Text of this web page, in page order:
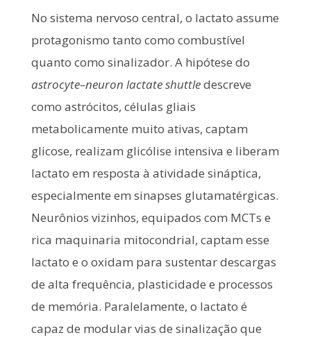
No sistema nervoso central, o lactato assume
protagonismo tanto como combustível
quanto como sinalizador. A hipótese do
astrocyte–neuron lactate shuttledescreve
como astrócitos, células gliais
metabolicamente muito ativas, captam
glicose, realizam glicólise intensiva e liberam
lactato em resposta à atividade sináptica,
especialmente em sinapses glutamatérgicas.
Neurônios vizinhos, equipados com MCTs e
rica maquinaria mitocondrial, captam esse
lactato e o oxidam para sustentar descargas
de alta frequência, plasticidade e processos
de memória. Paralelamente, o lactato é
capaz de modular vias de sinalização que